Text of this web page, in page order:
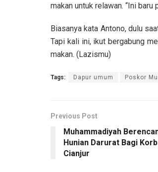
makan untuk relawan. “Ini baru
Biasanya kata Antono, dulu
Tapi kali ini, ikut bergabung
makan. (Lazismu)
Tags: Dapur umum Poskor
Previous Post
Muhammadiyah
Hunian Darurat Bagi
Cianjur